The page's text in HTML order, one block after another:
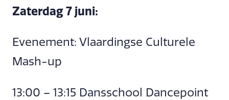
Zaterdag 7 juni:
Evenement: Vlaardingse Culturele
Mash-up
13:00 – 13:15 Dansschool Dancepoint